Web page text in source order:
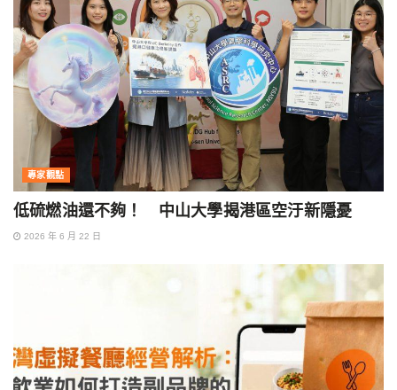
專家觀點
低硫燃油還不夠！ 中山大學揭港區空汙新隱憂
2026 年 6 月 22 日